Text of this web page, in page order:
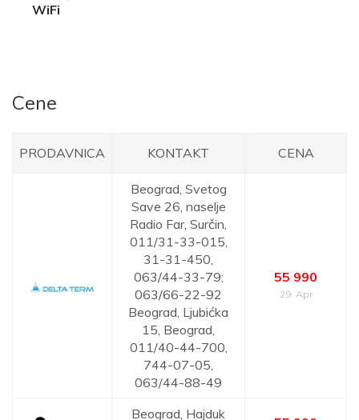
WiFi
Cene
PRODAVNICA KONTAKT CENA
Beograd, Svetog
Save 26, naselje
Radio Far, Surčin,
011/31-33-015,
31-31-450,
063/44-33-79;
063/66-22-92
Beograd, Ljubićka
15, Beograd,
011/40-44-700,
744-07-05,
063/44-88-49
55 990
29. Apr
Beograd, Hajduk